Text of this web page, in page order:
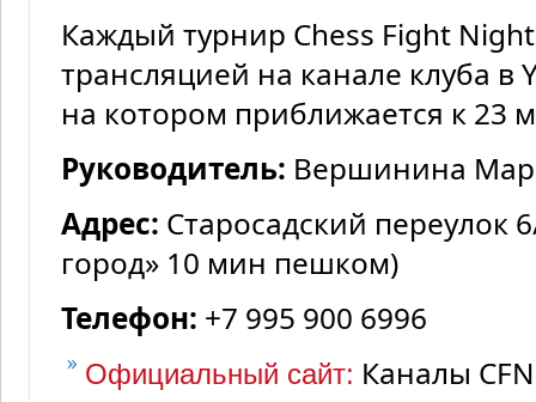
Каждый турнир Chess Fight
трансляцией на канале клуба в
на котором приближается к 23
Руководитель: Вершинина
Адрес: Старосадский переулок
город» 10 мин пешком)
Телефон: +7 995 900 6996
Официальный сайт: Каналы